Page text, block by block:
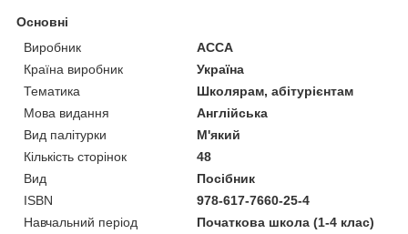
Основні
Виробник
АССА
Країна виробник
Україна
Тематика
Школярам, абітурієнтам
Мова видання
Англійська
Вид палітурки
М'який
Кількість сторінок
48
Вид
Посібник
ISBN
978-617-7660-25-4
Навчальний період
Початкова школа (1-4 клас)